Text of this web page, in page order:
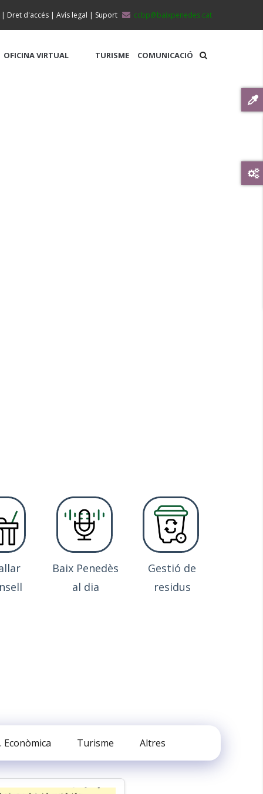
ccbp@baixpenedes.cat
| Dret d'accés | Avís legal | Suport
OFICINA VIRTUAL TURISME COMUNICACIÓ
Baix Penedès
al dia
Gestió de
residus
Econòmica Turisme Altres